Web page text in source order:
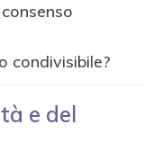
condivisibile?
e del